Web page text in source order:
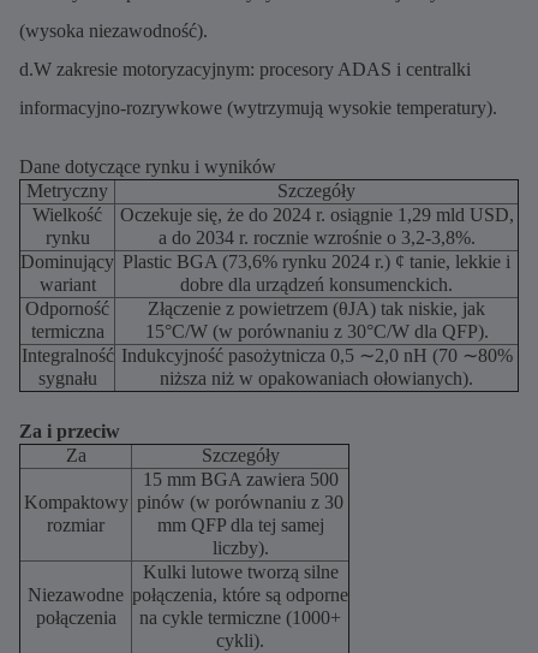
(wysoka niezawodność).
d.W zakresie motoryzacyjnym: procesory ADAS i centralki
informacyjno-rozrywkowe (wytrzymują wysokie temperatury).
Dane dotyczące rynku i wyników
Metryczny
Szczegóły
Wielkość
rynku
Oczekuje się, że do 2024 r. osiągnie 1,29 mld USD,
a do 2034 r. rocznie wzrośnie o 3,2-3,8%.
Dominujący
wariant
Plastic BGA (73,6% rynku 2024 r.) ¢ tanie, lekkie i
dobre dla urządzeń konsumenckich.
Odporność
termiczna
Złączenie z powietrzem (θJA) tak niskie, jak
15°C/W (w porównaniu z 30°C/W dla QFP).
Integralność
sygnału
Indukcyjność pasożytnicza 0,5 ∼2,0 nH (70 ∼80%
niższa niż w opakowaniach ołowianych).
Za i przeciw
Za
Szczegóły
Kompaktowy
rozmiar
15 mm BGA zawiera 500
pinów (w porównaniu z 30
mm QFP dla tej samej
liczby).
Niezawodne
połączenia
Kulki lutowe tworzą silne
połączenia, które są odporne
na cykle termiczne (1000+
cykli).